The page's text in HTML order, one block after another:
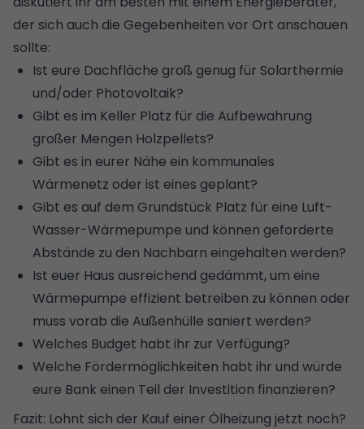
der sich auch die Gegebenheiten vor Ort anschauen
sollte:
Ist eure Dachfläche groß genug für Solarthermie
und/oder Photovoltaik?
Gibt es im Keller Platz für die Aufbewahrung
großer Mengen Holzpellets?
Gibt es in eurer Nähe ein kommunales
Wärmenetz oder ist eines geplant?
Gibt es auf dem Grundstück Platz für eine Luft-
Wasser-Wärmepumpe und können geforderte
Abstände zu den Nachbarn eingehalten werden?
Ist euer Haus ausreichend gedämmt, um eine
Wärmepumpe effizient betreiben zu können oder
muss vorab die Außenhülle saniert werden?
Welches Budget habt ihr zur Verfügung?
Welche Fördermöglichkeiten habt ihr und würde
eure Bank einen Teil der Investition finanzieren?
Fazit: Lohnt sich der Kauf einer Ölheizung jetzt noch?